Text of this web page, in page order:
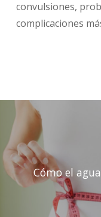
convulsiones,
complicaciones
Cómo el